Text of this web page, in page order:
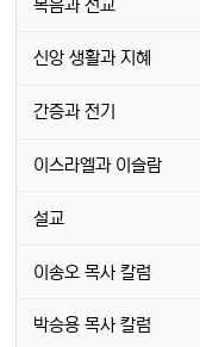
복음과 선교
신앙 생활과 지혜
간증과 전기
이스라엘과 이슬람
설교
이송오 목사 칼럼
박승용 목사 칼럼